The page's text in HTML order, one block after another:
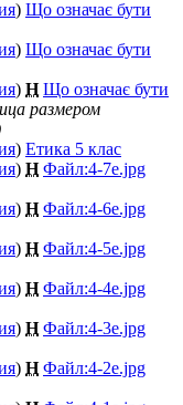
) Що означає бути
) Що означає бути
) Н Що означає бути
размером
) Етика 5 клас
) Н Файл:4-7e.jpg
) Н Файл:4-6e.jpg
) Н Файл:4-5e.jpg
) Н Файл:4-4e.jpg
) Н Файл:4-3e.jpg
) Н Файл:4-2e.jpg